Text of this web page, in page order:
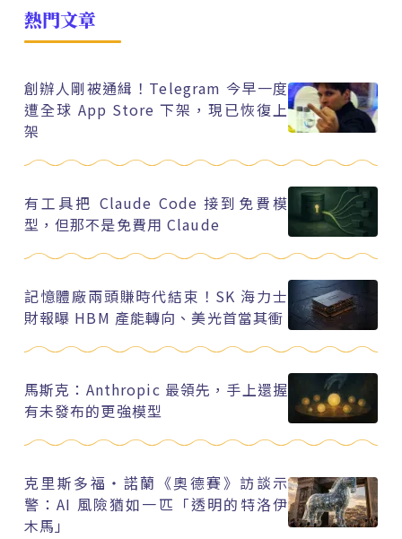
熱門文章
創辦人剛被通緝！Telegram 今早一度
遭全球 App Store 下架，現已恢復上
架
有工具把 Claude Code 接到免費模
型，但那不是免費用 Claude
記憶體廠兩頭賺時代結束！SK 海力士
財報曝 HBM 產能轉向、美光首當其衝
馬斯克：Anthropic 最領先，手上還握
有未發布的更強模型
克里斯多福・諾蘭《奧德賽》訪談示
警：AI 風險猶如一匹「透明的特洛伊
木馬」